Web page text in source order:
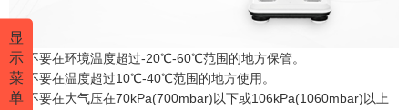
-请不要在环境温度超过-20℃-60℃范围的地方保管。
-请不要在温度超过10℃-40℃范围的地方使用。
-请不要在大气压在70kPa(700mbar)以下或106kPa(1060mbar)以上
显
示
菜
单